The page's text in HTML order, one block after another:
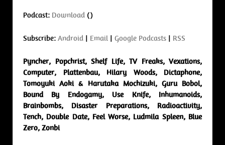
Podcast: Download ()
Subscribe: Android | Email | Google Podcasts | RSS
Pyncher, Popchrist, Shelf Life, TV Freaks, Vexations,
Computer, Plattenbau, Hilary Woods, Dictaphone,
Tomoyuki Aoki & Harutaka Mochizuki, Guru Bobol,
Bound By Endogamy, Use Knife, Inhumanoids,
Brainbombs, Disaster Preparations, Radioactivity,
Tench, Double Date, Feel Worse, Ludmila Spleen, Blue
Zero, Zonbi